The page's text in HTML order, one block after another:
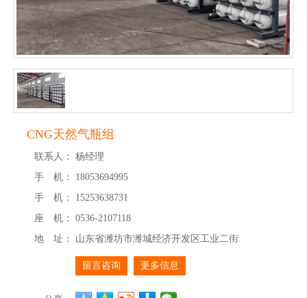
CNG天然气瓶组
联系人：
杨经理
手 机：
18053694995
手 机：
15253638731
座 机：
0536-2107118
地 址：
山东省潍坊市潍城经济开发区工业二街
留言咨询 更多信息